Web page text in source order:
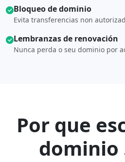
Bloqueo de dominio
Evita transferencias non
Lembranzas de renovación
Nunca perda o seu dominio por
Por que
dominio